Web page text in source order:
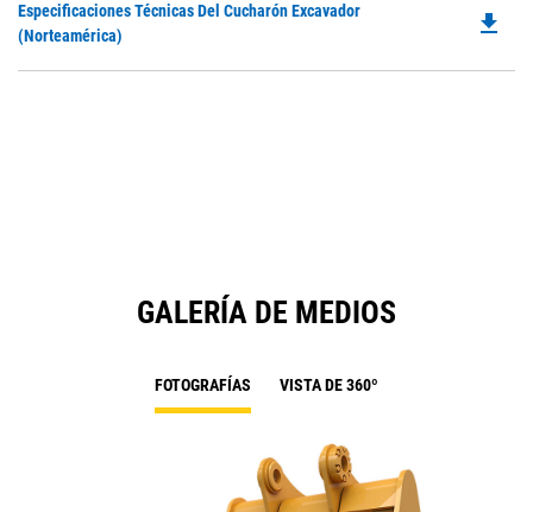
Especificaciones Técnicas Del Cucharón Excavador
(Norteamérica)
file_download
GALERÍA DE MEDIOS
FOTOGRAFÍAS VISTA DE 360º